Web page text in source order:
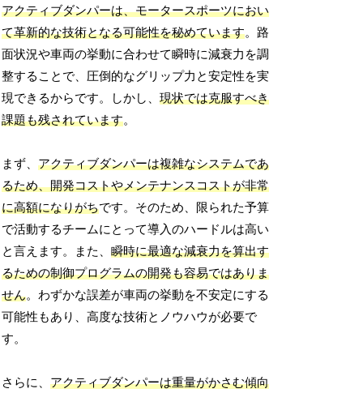
アクティブダンパーは、モータースポーツにおい
て革新的な技術となる可能性を秘めています。路
面状況や車両の挙動に合わせて瞬時に減衰力を調
整することで、圧倒的なグリップ力と安定性を実
現できるからです。しかし、現状では克服すべき
課題も残されています。
まず、アクティブダンパーは複雑なシステムであ
るため、開発コストやメンテナンスコストが非常
に高額になりがちです。そのため、限られた予算
で活動するチームにとって導入のハードルは高い
と言えます。また、瞬時に最適な減衰力を算出す
るための制御プログラムの開発も容易ではありま
せん。わずかな誤差が車両の挙動を不安定にする
可能性もあり、高度な技術とノウハウが必要で
す。
さらに、アクティブダンパーは重量がかさむ傾向